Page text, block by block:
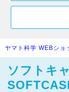
ヤマト科学 WEBショ
ソフトキ